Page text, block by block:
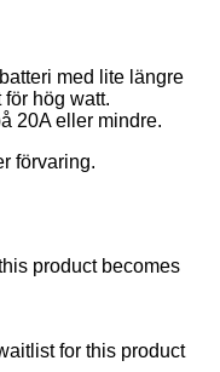
med lite längre
hög watt.
20A eller mindre.
förvaring.
product becomes
for this product